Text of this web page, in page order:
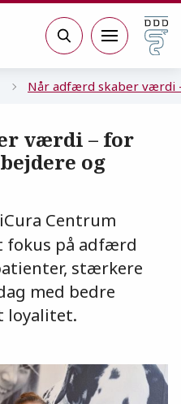
Søg
Når adfærd skaber værdi
værdi – for
og
Centrum
fokus på adfærd
stærkere
med bedre
loyalitet.